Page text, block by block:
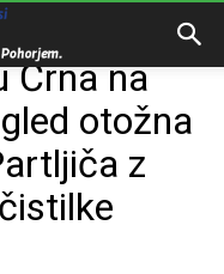
Črna na
otožna
z